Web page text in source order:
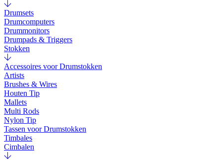
Drumsets
Drumcomputers
Drummonitors
Drumpads & Triggers
Stokken
Accessoires voor Drumstokken
Artists
Brushes & Wires
Houten Tip
Mallets
Multi Rods
Nylon Tip
Tassen voor Drumstokken
Timbales
Cimbalen